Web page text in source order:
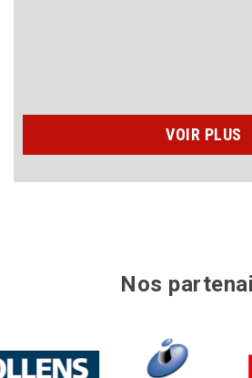
VOIR PLUS
Nos